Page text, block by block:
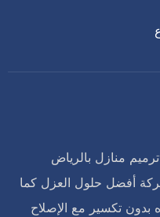
منازل بالرياض
أفضل حلول العزل كما
تكسير مع الإصلاح